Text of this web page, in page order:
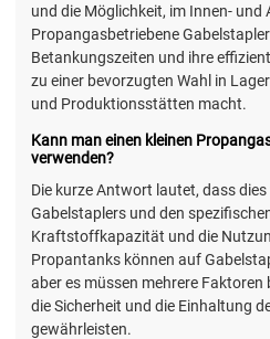
und die Möglichkeit, im Innen- und
Propangasbetriebene
Betankungszeiten und ihre
zu einer bevorzugten Wahl in
und Produktionsstätten macht.
Kann man einen kleinen
verwenden?
Die kurze Antwort lautet, dass
Gabelstaplers und den
Kraftstoffkapazität und die
Propantanks können auf
aber es müssen mehrere
die Sicherheit und die Einhaltung
gewährleisten.